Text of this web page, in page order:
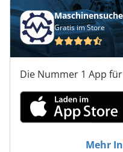
Gratis im Store
Die Nummer 1 App
Mehr